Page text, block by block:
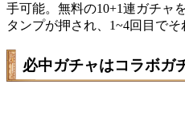
手可能。無料の10+1連ガチャ
タンプが押され、1~4回目でそ
必中ガチャはコラボガ